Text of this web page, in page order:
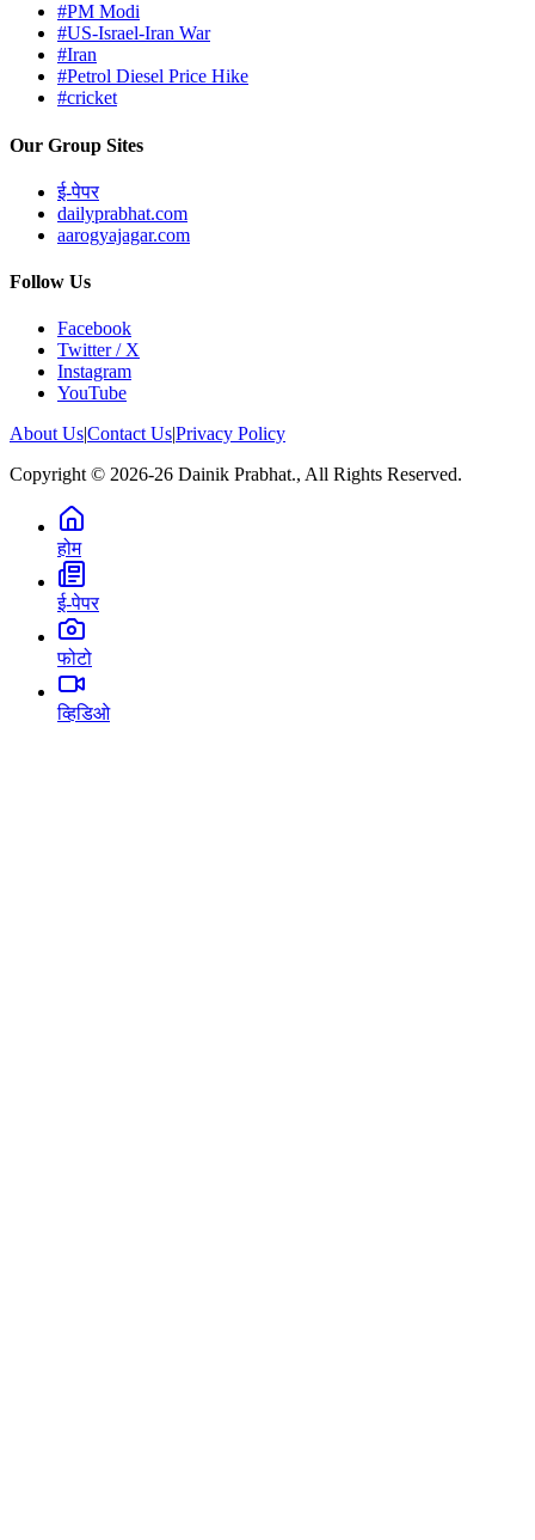
#PM Modi
#US-Israel-Iran War
#Iran
#Petrol Diesel Price Hike
#cricket
Our Group Sites
ई-पेपर
dailyprabhat.com
aarogyajagar.com
Follow Us
Facebook
Twitter / X
Instagram
YouTube
About Us|Contact Us|Privacy Policy
Copyright © 2026-26 Dainik Prabhat., All Rights Reserved.
होम
ई-पेपर
फोटो
व्हिडिओ